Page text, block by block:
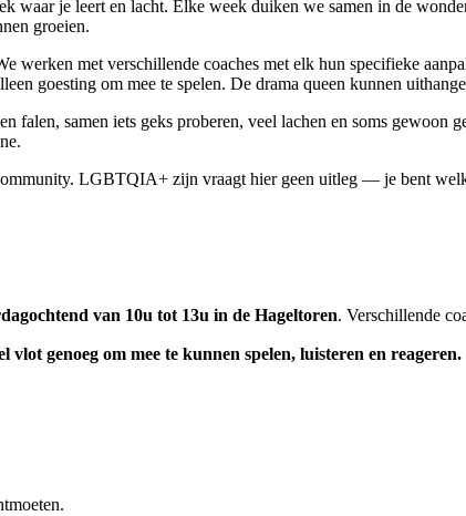
waar je leert en lacht. Elke week duiken we samen in de
groeien.
werken met verschillende coaches met elk hun specifieke
goesting om mee te spelen. De drama queen kunnen
falen, samen iets geks proberen, veel lachen en soms gewoon
LGBTQIA+ zijn vraagt hier geen uitleg — je bent
van 10u tot 13u in de Hageltoren. Verschillende
vlot genoeg om mee te kunnen spelen, luisteren en reageren.